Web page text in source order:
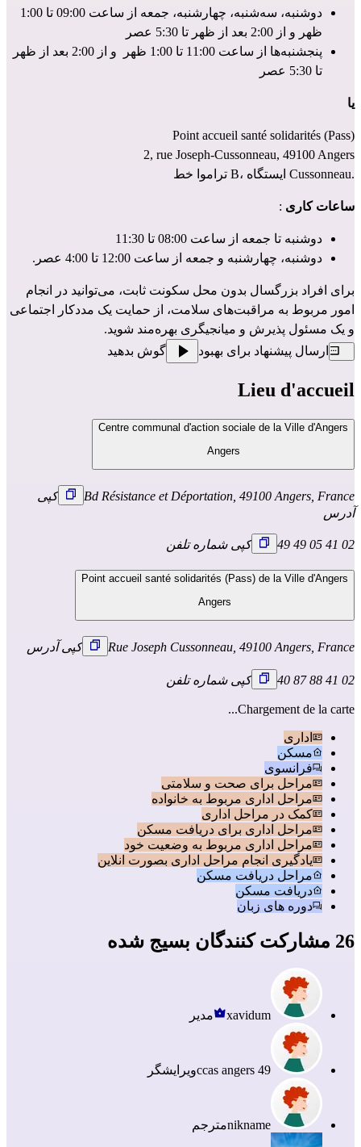
ظهر و از 2:00 بعد از ظهر تا 5:30 عصر
تا 5:30 عصر
یا
Point accueil santé solidarités (Pass)
2, rue Joseph-Cussonneau, 49100 Angers
تراموا خط B، ایستگاه Cussonneau.
ساعات کاری :
دوشنبه تا جمعه از ساعت 08:00 تا 11:30
دوشنبه، چهارشنبه و جمعه از ساعت 12:00 تا 4:00 عصر.
و یک مسئول پذیرش و میانجیگری بهره‌مند شوید.
ارسال پیشنهاد برای بهبود
گوش بدهید
Lieu d'accueil
Centre communal d'action sociale de la Ville d'Angers
Angers
Bd Résistance et Déportation, 49100 Angers, France
کپی
آدرس
02 41 05 49 49 کپی شماره تلفن
Point accueil santé solidarités (Pass) de la Ville d'Angers
Angers
Rue Joseph Cussonneau, 49100 Angers, France کپی آدرس
02 41 88 87 40 کپی شماره تلفن
Chargement de la carte...
اداری
مسکن
فرانسوی
مراحل برای صحت و سلامتی
مراحل اداری مربوط به خانواده
کمک در مراحل اداری
مراحل اداری برای دریافت مسکن
مراحل اداری مربوط به وضعیت خود
یادگیری انجام مراحل اداری بصورت انلاین
مراحل دریافت مسکن
دریافت مسکن
دوره های زبان
26 مشارکت کنندگان بسیج شده
xavidum مدیر
ccas angers 49ویرایشگر
niknameمترجم